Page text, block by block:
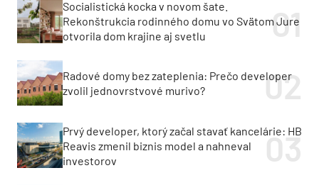
Socialistická kocka v novom šate.
Rekonštrukcia rodinného domu vo Svätom Jure
otvorila dom krajine aj svetlu
Radové domy bez zateplenia: Prečo developer
zvolil jednovrstvové murivo?
Prvý developer, ktorý začal stavať kancelárie: HB
Reavis zmenil biznis model a nahneval
investorov